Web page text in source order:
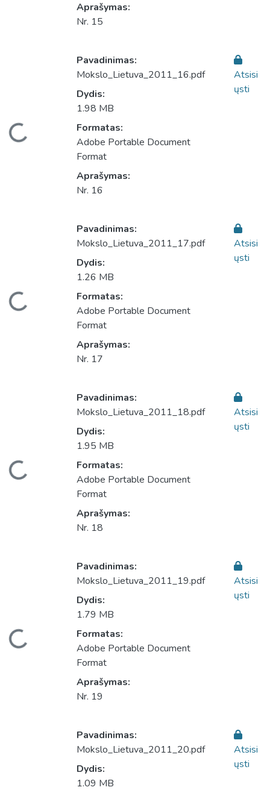
Aprašymas:
Nr. 15
Pavadinimas:
Mokslo_Lietuva_2011_16.pdf
Dydis:
1.98 MB
Formatas:
Adobe Portable Document
Format
Aprašymas:
Nr. 16
Atsisi
ųsti
Pavadinimas:
Mokslo_Lietuva_2011_17.pdf
Dydis:
1.26 MB
Formatas:
Adobe Portable Document
Format
Aprašymas:
Nr. 17
Atsisi
ųsti
Pavadinimas:
Mokslo_Lietuva_2011_18.pdf
Dydis:
1.95 MB
Formatas:
Adobe Portable Document
Format
Aprašymas:
Nr. 18
Atsisi
ųsti
Pavadinimas:
Mokslo_Lietuva_2011_19.pdf
Dydis:
1.79 MB
Formatas:
Adobe Portable Document
Format
Aprašymas:
Nr. 19
Atsisi
ųsti
Pavadinimas:
Mokslo_Lietuva_2011_20.pdf
Dydis:
1.09 MB
Atsisi
ųsti